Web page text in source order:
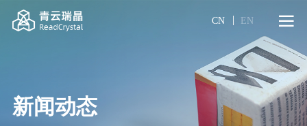
CN EN
新闻动态